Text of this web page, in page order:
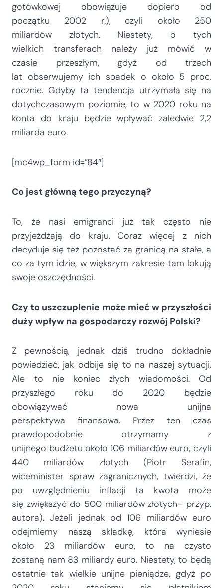
gotówkowej obowiązuje dopiero od
początku 2002 r.), czyli około 250
miliardów złotych. Niestety, o tych
wielkich transferach należy już mówić w
czasie przeszłym, gdyż od trzech
lat obserwujemy ich spadek o około 5 proc.
rocznie. Gdyby ta tendencja utrzymała się na
dotychczasowym poziomie, to w 2020 roku na
konta do kraju będzie wpływać zaledwie 2,2
miliarda euro.
[mc4wp_form id=”84″]
Co jest główną tego przyczyną?
To, że nasi emigranci już tak często nie
przyjeżdżają do kraju. Coraz więcej z nich
decyduje się też pozostać za granicą na stałe, a
co za tym idzie, w większym zakresie tam lokują
swoje oszczędności.
Czy to uszczuplenie może mieć w przyszłości
duży wpływ na gospodarczy rozwój Polski?
Z pewnością, jednak dziś trudno dokładnie
powiedzieć, jak odbije się to na naszej sytuacji.
Ale to nie koniec złych wiadomości. Od
przyszłego roku do 2020 będzie
obowiązywać nowa unijna
perspektywa finansowa. Przez ten czas
prawdopodobnie otrzymamy z
unijnego budżetu około 106 miliardów euro, czyli
440 miliardów złotych (Piotr Serafin,
wiceminister spraw zagranicznych, twierdzi, że
po uwzględnieniu inflacji ta kwota może
się zwiększyć do 500 miliardów złotych– przyp.
autora). Jeżeli jednak od 106 miliardów euro
odejmiemy naszą składkę, która wyniesie
około 23 miliardów euro, to na czysto
zostaną nam 83 miliardy euro. Niestety, to będą
ostatnie tak wielkie unijne pieniądze, gdyż po